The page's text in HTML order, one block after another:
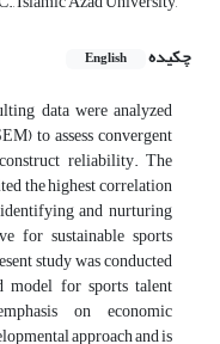
چکیده
English
data were analyzed
to assess convergent
reliability. The
the highest correlation
and nurturing
for sustainable sports
study was conducted
for sports talent
on economic
approach and is